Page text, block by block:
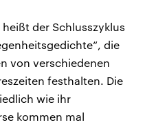
der Schlusszyklus
die
von verschiedenen
festhalten. Die
wie ihr
kommen mal